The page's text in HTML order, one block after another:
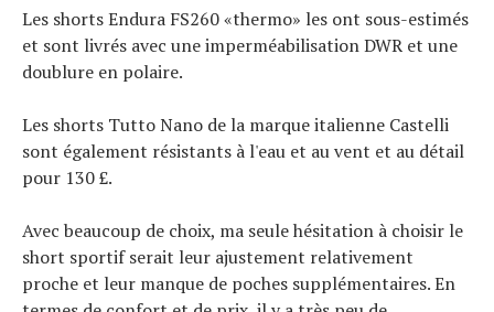
Les shorts Endura FS260 «thermo» les ont sous-estimés
et sont livrés avec une imperméabilisation DWR et une
doublure en polaire.
Les shorts Tutto Nano de la marque italienne Castelli
sont également résistants à l'eau et au vent et au détail
pour 130 £.
Avec beaucoup de choix, ma seule hésitation à choisir le
short sportif serait leur ajustement relativement
proche et leur manque de poches supplémentaires. En